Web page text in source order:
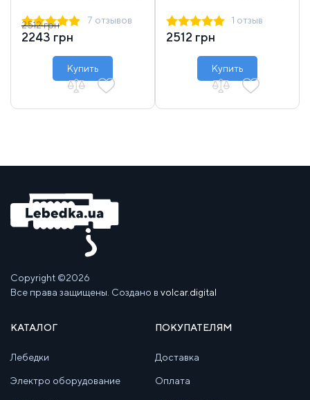
7 отзывов
2243 грн
2512 грн
Купить
1 отзыв
2512 грн
Купить
Copyright ©2026
Все права защищены. Создано в volcar.digital
КАТАЛОГ
Лебедки
Электро оборудование
ПОКУПАТЕЛЯМ
Доставка
Оплата